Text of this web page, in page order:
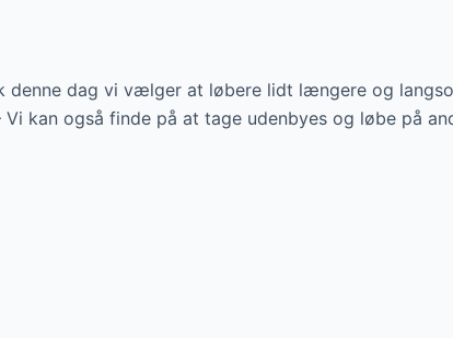
dag vi vælger at løbere lidt længere og
kan også finde på at tage udenbyes og løbe på